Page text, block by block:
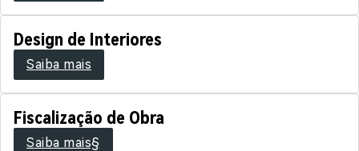
Design de Interiores
Saiba mais
Fiscalização de Obra
Saiba mais§